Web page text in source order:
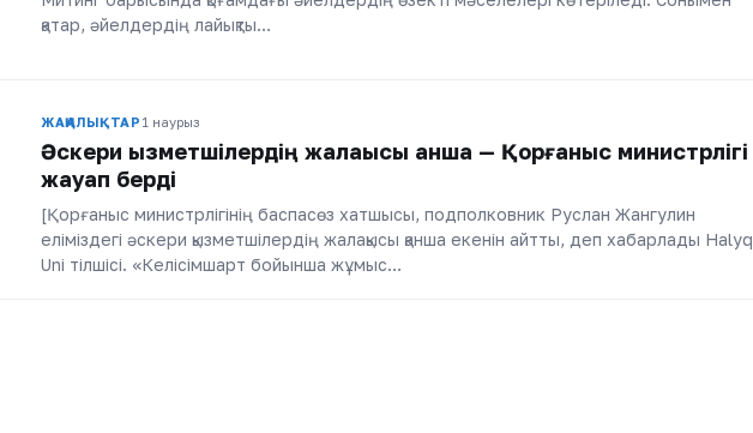
қатар, әйелдердің лайықты…
ЖАҢАЛЫҚТАР 1 наурыз
Әскери қызметшілердің жалақысы қанша — Қорғаныс министрлігі
жауап берді
[Қорғаныс министрлігінің баспасөз хатшысы, подполковник Руслан Жангулин
еліміздегі әскери қызметшілердің жалақысы қанша екенін айтты, деп хабарлады Halyq
Uni тілшісі. «Келісімшарт бойынша жұмыс…